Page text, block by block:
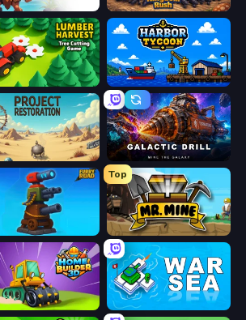
Life Ant Kingdom Rush
Lumber Harvest: Tree Cutting Game Harbor Tycoon
Restoration Galactic Drill
Road
Top
Mr. Mine
Builder 3D War Sea